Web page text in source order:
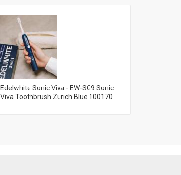
Edelwhite Sonic Viva - EW-SG9 Sonic
Viva Toothbrush Zurich Blue 100170